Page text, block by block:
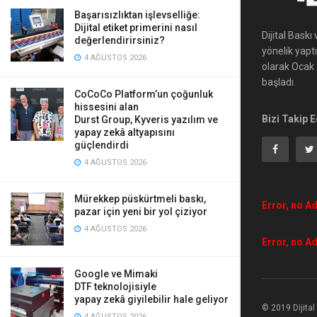
Başarısızlıktan işlevselliğe:
Dijital etiket primerini nasıl
değerlendirirsiniz?
4 AĞUSTOS 2026
CoCoCo Platform’un çoğunluk
hissesini alan
Durst Group, Kyveris yazılım ve
yapay zekâ altyapısını
güçlendirdi
4 AĞUSTOS 2026
Mürekkep püskürtmeli baskı,
pazar için yeni bir yol çiziyor
4 AĞUSTOS 2026
Google ve Mimaki
DTF teknolojisiyle
yapay zekâ giyilebilir hale geliyor
Dijital
yönelik
olarak Ocak
başladı.
Bizi Takip
Error, no
Error, no
© 2019 Dijital